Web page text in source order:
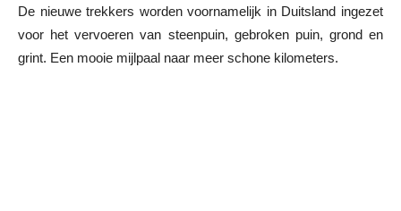
De nieuwe trekkers worden voornamelijk in Duitsland ingezet
voor het vervoeren van steenpuin, gebroken puin, grond en
grint. Een mooie mijlpaal naar meer schone kilometers.